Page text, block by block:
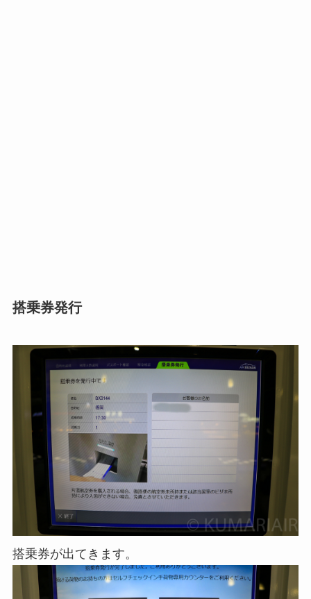
搭乗券発行
搭乗券が出てきます。